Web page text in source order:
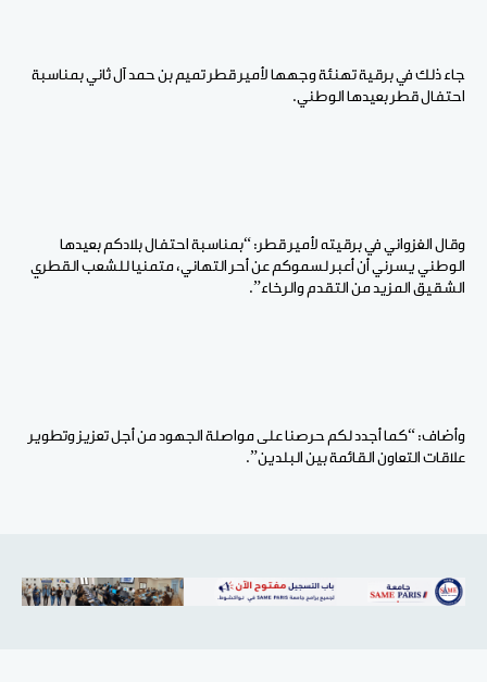
جاء ذلك في برقية تهنئة وجهها لأمير قطر تميم بن حمد آل ثاني بمناسبة
احتفال قطر بعيدها الوطني.
وقال الغزواني في برقيته لأمير قطر: “بمناسبة احتفال بلادكم بعيدها
الوطني يسرني أن أعبر لسموكم عن أحر التهاني، متمنيا للشعب القطري
الشقيق المزيد من التقدم والرخاء”.
وأضاف: “كما أجدد لكم حرصنا على مواصلة الجهود من أجل تعزيز وتطوير
علاقات التعاون القائمة بين البلدين”.